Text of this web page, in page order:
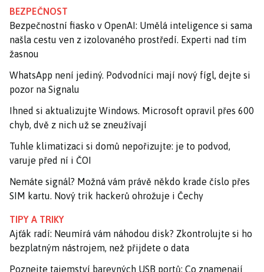
BEZPEČNOST
Bezpečnostní fiasko v OpenAI: Umělá inteligence si sama
našla cestu ven z izolovaného prostředí. Experti nad tím
žasnou
WhatsApp není jediný. Podvodníci mají nový fígl, dejte si
pozor na Signalu
Ihned si aktualizujte Windows. Microsoft opravil přes 600
chyb, dvě z nich už se zneužívají
Tuhle klimatizaci si domů nepořizujte: je to podvod,
varuje před ní i ČOI
Nemáte signál? Možná vám právě někdo krade číslo přes
SIM kartu. Nový trik hackerů ohrožuje i Čechy
TIPY A TRIKY
Ajťák radí: Neumírá vám náhodou disk? Zkontrolujte si ho
bezplatným nástrojem, než přijdete o data
Poznejte tajemství barevných USB portů: Co znamenají